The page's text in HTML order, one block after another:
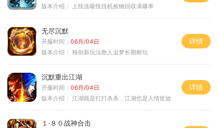
版本介绍：
上线送吸怪挂机捡物回収满爆率
无尽沉默
开服时间： 06月/04日
版本介绍： 独创新玩法散人追梦长期耐玩
详情
沉默重出江湖
开服时间： 06月/04日
版本介绍： 江湖既是打打杀杀，江湖也是人情世故
详情
１·８０战神合击